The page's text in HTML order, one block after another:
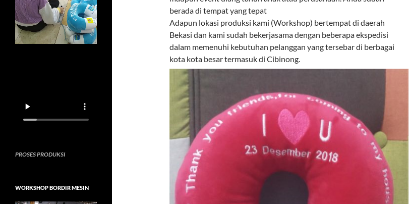
berada di tempat yang tepat
Adapun lokasi produksi kami (Workshop) bertempat di daerah
Bekasi dan kami sudah bekerjasama dengan beberapa ekspedisi
dalam memenuhi kebutuhan pelanggan yang tersebar di berbagai
kota kota besar termasuk di Cibinong.
PROSES PRODUKSI
WORKSHOP BORDIR MESIN